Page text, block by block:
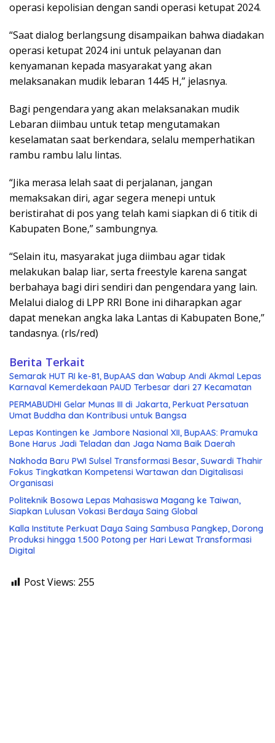
operasi kepolisian dengan sandi operasi ketupat 2024.
“Saat dialog berlangsung disampaikan bahwa diadakan
operasi ketupat 2024 ini untuk pelayanan dan
kenyamanan kepada masyarakat yang akan
melaksanakan mudik lebaran 1445 H,” jelasnya.
Bagi pengendara yang akan melaksanakan mudik
Lebaran diimbau untuk tetap mengutamakan
keselamatan saat berkendara, selalu memperhatikan
rambu rambu lalu lintas.
“Jika merasa lelah saat di perjalanan, jangan
memaksakan diri, agar segera menepi untuk
beristirahat di pos yang telah kami siapkan di 6 titik di
Kabupaten Bone,” sambungnya.
“Selain itu, masyarakat juga diimbau agar tidak
melakukan balap liar, serta freestyle karena sangat
berbahaya bagi diri sendiri dan pengendara yang lain.
Melalui dialog di LPP RRI Bone ini diharapkan agar
dapat menekan angka laka Lantas di Kabupaten Bone,”
tandasnya. (rls/red)
Berita Terkait
Semarak HUT RI ke-81, BupAAS dan Wabup Andi Akmal Lepas
Karnaval Kemerdekaan PAUD Terbesar dari 27 Kecamatan
PERMABUDHI Gelar Munas III di Jakarta, Perkuat Persatuan
Umat Buddha dan Kontribusi untuk Bangsa
Lepas Kontingen ke Jambore Nasional XII, BupAAS: Pramuka
Bone Harus Jadi Teladan dan Jaga Nama Baik Daerah
Nakhoda Baru PWI Sulsel Transformasi Besar, Suwardi Thahir
Fokus Tingkatkan Kompetensi Wartawan dan Digitalisasi
Organisasi
Politeknik Bosowa Lepas Mahasiswa Magang ke Taiwan,
Siapkan Lulusan Vokasi Berdaya Saing Global
Kalla Institute Perkuat Daya Saing Sambusa Pangkep, Dorong
Produksi hingga 1.500 Potong per Hari Lewat Transformasi
Digital
Post Views: 255